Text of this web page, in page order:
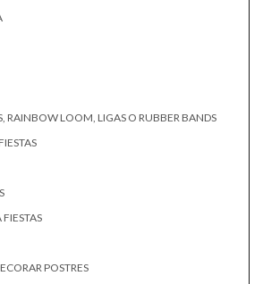
RAINBOW LOOM, LIGAS O RUBBER BANDS
FIESTAS
POSTRES